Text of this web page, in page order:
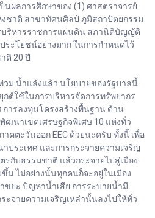
นผลการศึกษาของ (1) ศาสตราจารย์
ชาติ สาขาทัศนศิลป์ ภูมิสถาปัตยกรรม
บริหารราชการแผ่นดิน สภานิติบัญญัติ
ระโยชน์อย่างมาก ในการกำหนดไว้
ติ 20 ปี
ม น้ำแล้งแล้ว นโยบายของรัฐบาลนี้
กต์ใช้ในการบริหารจัดการทรัพยากร
ารลงทุนโครงสร้างพื้นฐาน ด้าน
ฒนาเขตเศรษฐกิจพิเศษ 10 แห่งทั่ว
าคตะวันออก EEC ด้วยนะครับ ทั้งนี้ เพื่อ
ประเทศ และการกระจายความเจริญ
รกับธรรมชาติ แล้วกระจายไปสู่เมือง
น ไม่อย่างนั้นทุกคนก็จะอยู่ในเมือง
ยะ ปัญหาน้ำเสีย การระบายน้ำมี
ะจายความเจริญเหล่านั้นลงไปให้ทั่ว